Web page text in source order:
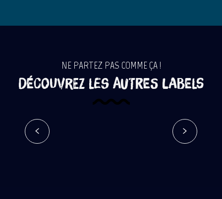
NE PARTEZ PAS COMME ÇA !
Découvrez les autres labels